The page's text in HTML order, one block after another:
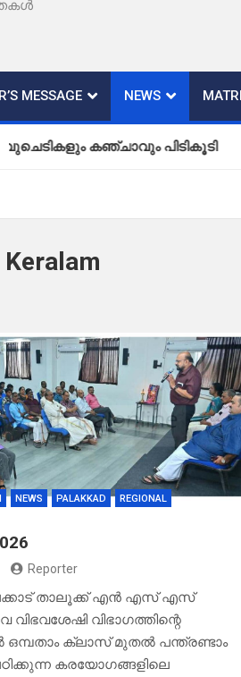
MESSAGE NEWS
പിടികൂടി
Keralam
NEWS PALAKKAD REGIONAL
Reporter
താലൂക്ക് എൻ എസ് എസ്
വിഭാഗത്തിന്റെ
ക്ലാസ് മുതൽ പന്ത്രണ്ടാം
കരയോഗങ്ങളിലെ